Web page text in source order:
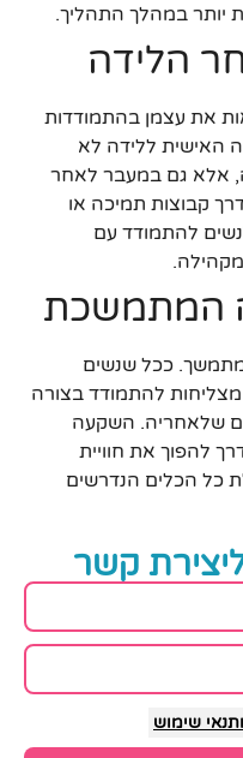
יותר במהלך התהליך.
הלידה
את עצמן בהתמודדות
האישית ללידה לא
אלא גם במעבר לאחר
קבוצות תמיכה או
להתמודד עם
המתמשכת
ככל שנשים
מצליחות להתמודד בצורה
שלאחריה. השקעה
להפוך את חוויית
כל הכלים הנדרשים
קשר
ותנאי שימוש